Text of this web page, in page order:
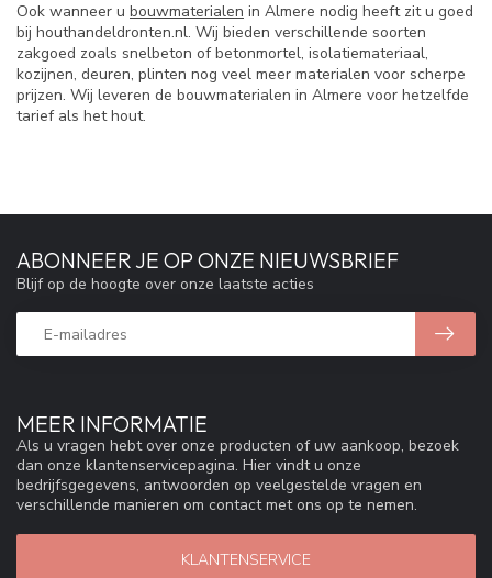
Ook wanneer u bouwmaterialen in Almere nodig heeft zit u goed
bij houthandeldronten.nl. Wij bieden verschillende soorten
zakgoed zoals snelbeton of betonmortel, isolatiemateriaal,
kozijnen, deuren, plinten nog veel meer materialen voor scherpe
prijzen. Wij leveren de bouwmaterialen in Almere voor hetzelfde
tarief als het hout.
MEER INFORMATIE
Als u vragen hebt over onze producten of uw aankoop, bezoek
dan onze klantenservicepagina. Hier vindt u onze
bedrijfsgegevens, antwoorden op veelgestelde vragen en
verschillende manieren om contact met ons op te nemen.
KLANTENSERVICE
ABONNEER JE OP ONZE NIEUWSBRIEF
Blijf op de hoogte over onze laatste acties